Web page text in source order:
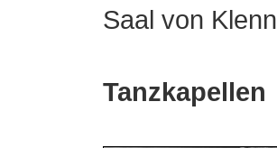
Saal von
Tanzkapellen